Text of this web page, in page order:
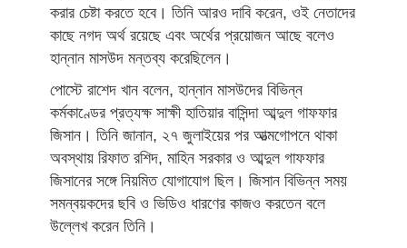
করার চেষ্টা করতে হবে। তিনি আরও দাবি করেন, ওই নেতাদের
কাছে নগদ অর্থ রয়েছে এবং অর্থের প্রয়োজন আছে বলেও
হান্নান মাসউদ মন্তব্য করেছিলেন।
পোস্টে রাশেদ খান বলেন, হান্নান মাসউদের বিভিন্ন
কর্মকাণ্ডের প্রত্যক্ষ সাক্ষী হাতিয়ার বাসিন্দা আব্দুল গাফফার
জিসান। তিনি জানান, ২৭ জুলাইয়ের পর আত্মগোপনে থাকা
অবস্থায় রিফাত রশিদ, মাহিন সরকার ও আব্দুল গাফফার
জিসানের সঙ্গে নিয়মিত যোগাযোগ ছিল। জিসান বিভিন্ন সময়
সমন্বয়কদের ছবি ও ভিডিও ধারণের কাজও করতেন বলে
উল্লেখ করেন তিনি।